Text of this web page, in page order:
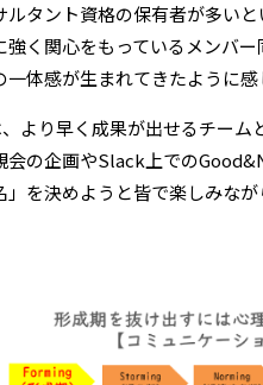
ルタント資格の保有者が多い
強く関心をもっているメンバ
体感が生まれてきたように感
より早く成果が出せるチーム
会の企画やSlack上での
」を決めようと皆で楽しみな